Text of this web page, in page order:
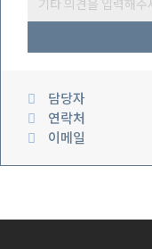
담당자
연락처
이메일